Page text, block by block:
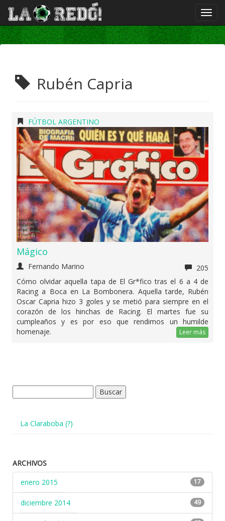
Rubén Capria
FÚTBOL ARGENTINO
Mágico
Fernando Marino
205
Cómo olvidar aquella tapa de El Gr*fico tras el 6 a 4 de
Racing a Boca en La Bombonera. Aquella tarde, Rubén
Oscar Capria hizo 3 goles y se metió para siempre en el
corazón de los hinchas de Racing. El martes fue su
cumpleaños y es por eso que rendimos un humilde
homenaje.
Leer más
La Claraboba (?)
ARCHIVOS
enero 2015
17
diciembre 2014 49